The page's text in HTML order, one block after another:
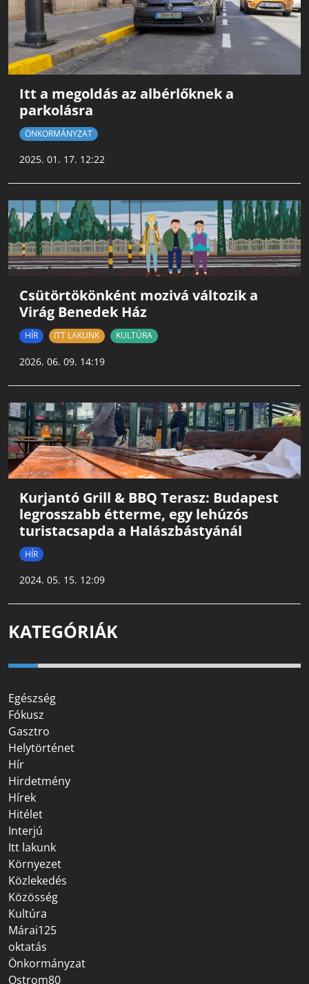
Itt a megoldás az albérlőknek a
parkolásra
ÖNKORMÁNYZAT
2025. 01. 17. 12:22
Csütörtökönként mozivá változik a
Virág Benedek Ház
HÍR ITT LAKUNK KULTÚRA
2026. 06. 09. 14:19
Kurjantó Grill & BBQ Terasz: Budapest
legrosszabb étterme, egy lehúzós
turistacsapda a Halászbástyánál
HÍR
2024. 05. 15. 12:09
KATEGÓRIÁK
Egészség
Fókusz
Gasztro
Helytörténet
Hír
Hirdetmény
Hírek
Hitélet
Interjú
Itt lakunk
Környezet
Közlekedés
Közösség
Kultúra
Márai125
oktatás
Önkormányzat
Ostrom80